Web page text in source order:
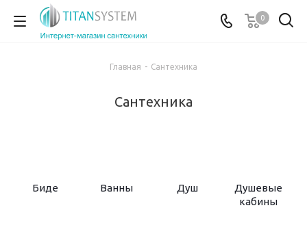
0
Главная - Сантехника
Сантехника
Биде Ванны Душ
Душевые
кабины